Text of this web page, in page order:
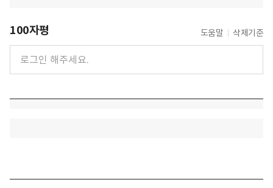
100자평 도움말 삭제기준